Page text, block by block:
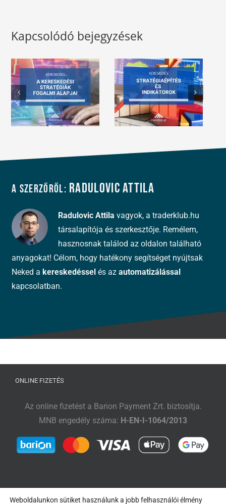
Kapcsolódó bejegyzések
A szerzőről: Radulovic Attila
Radulovic Attila vagyok, a traderklub.hu
társalapítója és szerkesztője. Remélem,
hasznosnak találod az oldalon található
anyagokat! Célom, hogy hatékony segítséget nyújtsak
Neked akereskedéssel és azautomatizálással
kapcsolatban.
ONLINE FIZETÉS
Az online fizetést a Barion Payment Zrt. biztosítja.
MNB engedély száma: H-EN-I-1064/2013
Weboldalunkon sütiket használunk a jobb felhasználói élmény